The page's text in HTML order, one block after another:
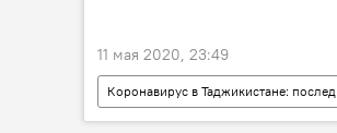
11 мая 2020, 23:49
Коронавирус в Таджикистане:
коронавирус